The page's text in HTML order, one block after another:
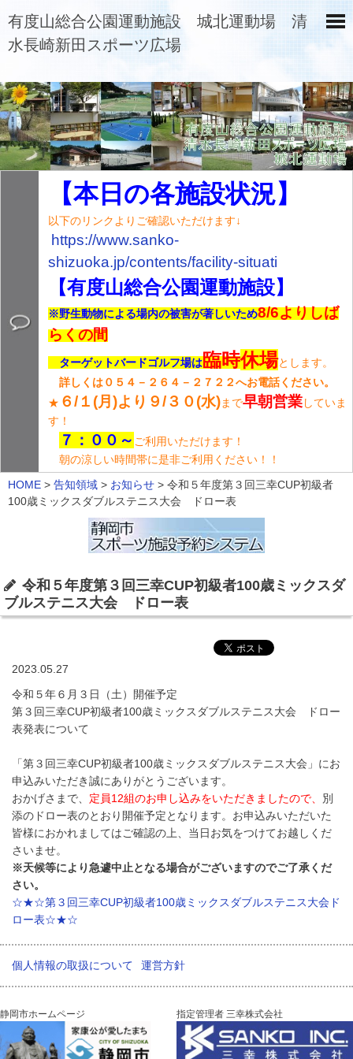
有度山総合公園運動施設 城北運動場 清
水長崎新田スポーツ広場
【本日の各施設状況】
以下のリンクよりご確認いただけます↓
https://www.sanko-
shizuoka.jp/contents/facility-situati
【有度山総合公園運動施設】
※野生動物による場内の被害が著しいため8/6よりしば
らくの間
ターゲットバードゴルフ場は臨時休場とします。
詳しくは０５４－２６４－２７２２へお電話ください。
★ ６/１(月)より９/３０(水)まで早朝営業していま
す！
７：００～ ご利用いただけます！
朝の涼しい時間帯に是非ご利用ください！！
HOME > 告知領域 > お知らせ > 令和５年度第３回三幸CUP初級者
100歳ミックスダブルステニス大会 ドロー表
令和５年度第３回三幸CUP初級者100歳ミックスダ
ブルステニス大会 ドロー表
2023.05.27
令和５年６月３日（土）開催予定
第３回三幸CUP初級者100歳ミックスダブルステニス大会 ドロー
表発表について
「第３回三幸CUP初級者100歳ミックスダブルステニス大会」にお
申込みいただき誠にありがとうございます。
おかげさまで、 定員12組のお申し込みをいただきましたので、 別
添のドロー表のとおり開催予定となります。お申込みいただいた
皆様におかれましてはご確認の上、当日お気をつけてお越しくだ
さいませ。
※天候等により急遽中止となる場合がございますのでご了承くだ
さい。
☆★☆第３回三幸CUP初級者100歳ミックスダブルステニス大会ド
ロー表☆★☆
個人情報の取扱について 運営方針
静岡市ホームページ 指定管理者 三幸株式会社